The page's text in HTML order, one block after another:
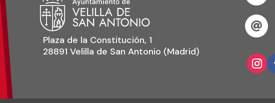
Plaza de la Constitución, 1
28891 Velilla de San Antonio (Madrid)
